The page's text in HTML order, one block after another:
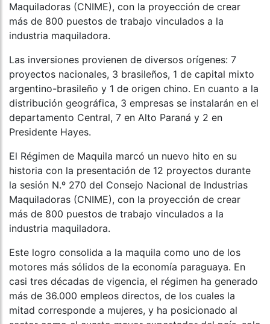
Maquiladoras (CNIME), con la proyección de crear
más de 800 puestos de trabajo vinculados a la
industria maquiladora.
Las inversiones provienen de diversos orígenes: 7
proyectos nacionales, 3 brasileños, 1 de capital mixto
argentino-brasileño y 1 de origen chino. En cuanto a la
distribución geográfica, 3 empresas se instalarán en el
departamento Central, 7 en Alto Paraná y 2 en
Presidente Hayes.
El Régimen de Maquila marcó un nuevo hito en su
historia con la presentación de 12 proyectos durante
la sesión N.º 270 del Consejo Nacional de Industrias
Maquiladoras (CNIME), con la proyección de crear
más de 800 puestos de trabajo vinculados a la
industria maquiladora.
Este logro consolida a la maquila como uno de los
motores más sólidos de la economía paraguaya. En
casi tres décadas de vigencia, el régimen ha generado
más de 36.000 empleos directos, de los cuales la
mitad corresponde a mujeres, y ha posicionado al